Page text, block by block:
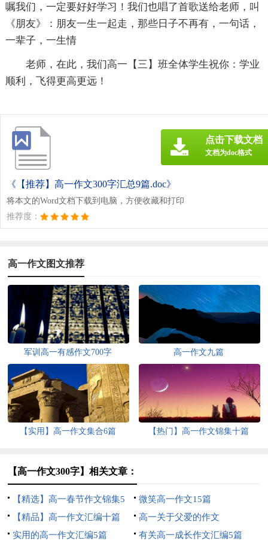
嘱我们，一定要好好学习！我们也唱了首歌送给老师，叫
《朋友》：朋友一生一起走，那些日子不再有，一句话，
一辈子，一生情
老师，在此，我们高一【三】班全体学生祝你：学业
顺利，飞得更高更远！
《【推荐】高一作文300字汇总9篇.doc》
将本文的Word文档下载到电脑，方便收藏和打印
推荐度：
点击下载文档
文档为doc格式
高一作文图文推荐
军训高一有感作文700字 高一作文九篇
【实用】高一作文集合6篇 【热门】高一作文锦集十篇
【高一作文300字】相关文章：
【精选】高一春节作文锦集5
篇
微笑高一作文15篇
【精品】高一作文汇编十篇
高一关于父爱的作文
实用的高一作文汇编5篇
有关高一成长作文汇编5篇